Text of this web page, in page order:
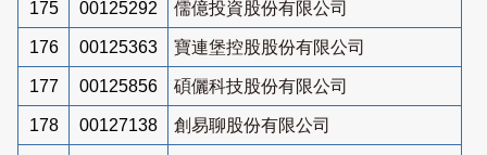
175 00125292 儒億投資股份有限公司
176 00125363 寶連堡控股股份有限公司
177 00125856 碩儷科技股份有限公司
178 00127138 創易聊股份有限公司